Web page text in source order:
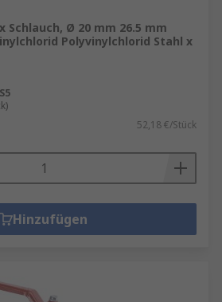
Ø 20 mm 26.5 mm
Polyvinylchlorid Stahl x
52,18 €/Stück
Hinzufügen